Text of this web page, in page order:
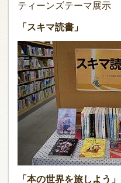
ティーンズテーマ展示
「スキマ読書」
「本の世界を旅しよう」